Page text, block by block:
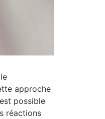
approche
possible
réactions